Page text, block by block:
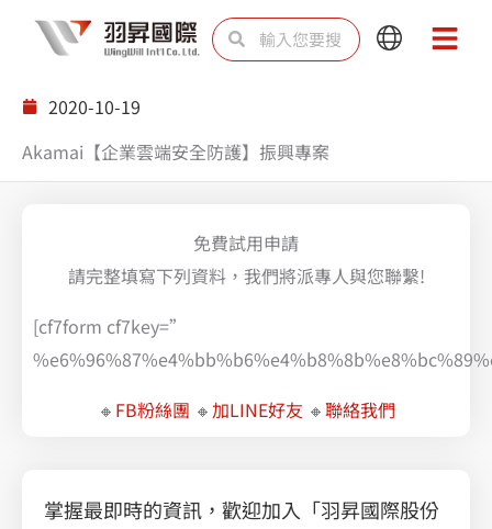
搜
尋 尋
Main
Main
2020-10-19
Akamai【企業雲端安全防護】振興專案
免費試用申請
請完整填寫下列資料，我們將派專人與您聯繫!
[cf7form cf7key=”
🔸 FB粉絲團 🔸加LINE好友 🔸聯絡我們
掌握最即時的資訊，歡迎加入「羽昇國際股份